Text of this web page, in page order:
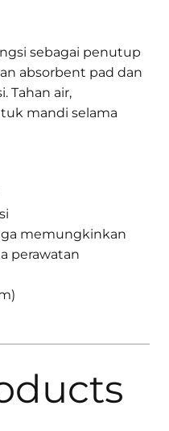
sebagai penutup
absorbent pad dan
Tahan air,
mandi selama
memungkinkan
perawatan